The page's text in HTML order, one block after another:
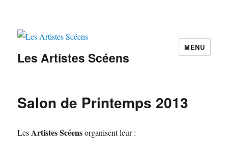
Les Artistes Scéens
MENU
Salon de Printemps 2013
LesArtistes Scéensorganisent leur :